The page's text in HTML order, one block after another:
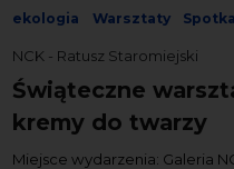
ekologia Warsztaty
NCK - Ratusz Staromiejski
Świąteczne
kremy do twarzy
Miejsce wydarzenia: Galeria